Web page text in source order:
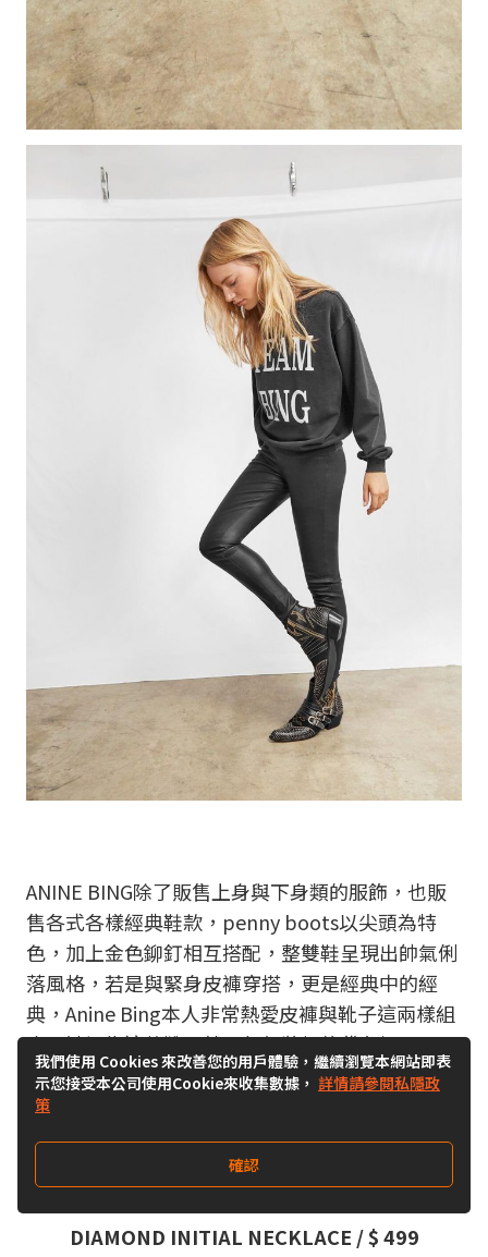
ANINE BING除了販售上身與下身類的服飾，也販
售各式各樣經典鞋款，penny boots以尖頭為特
色，加上金色鉚釘相互搭配，整雙鞋呈現出帥氣俐
落風格，若是與緊身皮褲穿搭，更是經典中的經
典，Anine Bing本人非常熱愛皮褲與靴子這兩樣組
合，她認為這款靴子就是任何裝扮的代名詞。
DIAMOND INITIAL NECKLACE / $ 499
我們使用 Cookies 來改善您的用戶體驗，繼續瀏覽本網站即表
示您接受本公司使用Cookie來收集數據， 詳情請參閱私隱政
策
確認